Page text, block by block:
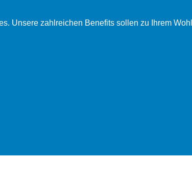
Unsere zahlreichen Benefits sollen zu Ihrem